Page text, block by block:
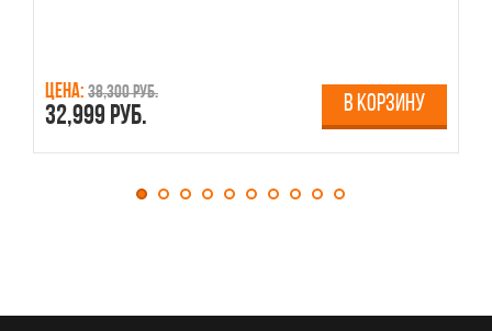
Цена: 38,300 руб.
32,999 руб. В КОРЗИНУ